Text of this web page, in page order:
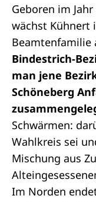
Geboren im
wächst Kühnert
Beamtenfamilie
Bindestrich-
man jene
Schöneberg
Schwärmen:
Wahlkreis sei
Mischung aus
Im Norden